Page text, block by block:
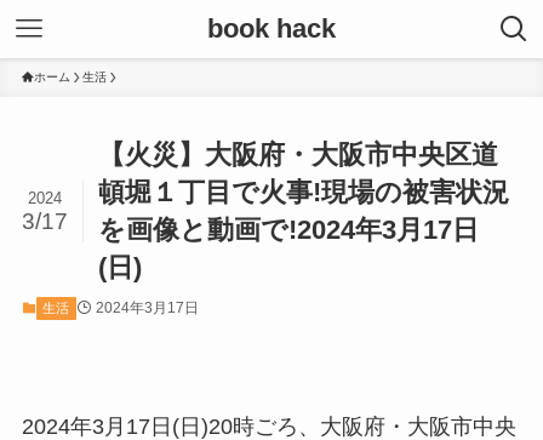
book hack
ホーム 生活
【火災】大阪府・大阪市中央区道
頓堀１丁目で火事!現場の被害状況
を画像と動画で!2024年3月17日
(日)
2024
3/17
生活 2024年3月17日
2024年3月17日(日)20時ごろ、大阪府・大阪市中央